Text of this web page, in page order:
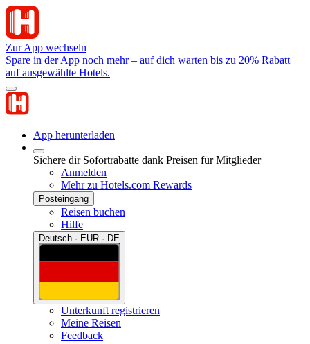
Zur App wechseln
Spare in der App noch mehr – auf dich warten bis zu 20% Rabatt
auf ausgewählte Hotels.
App herunterladen
Sichere dir Sofortrabatte dank Preisen für Mitglieder
Anmelden
Mehr zu Hotels.com Rewards
Posteingang
Reisen buchen
Hilfe
Deutsch · EUR · DE
Unterkunft registrieren
Meine Reisen
Feedback